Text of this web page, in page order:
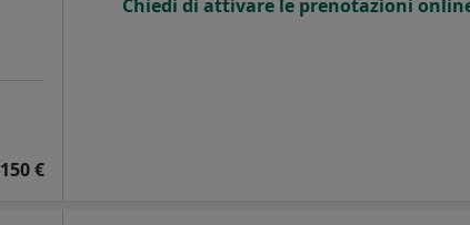
150 €
Chiedi di attivare le prenotazioni